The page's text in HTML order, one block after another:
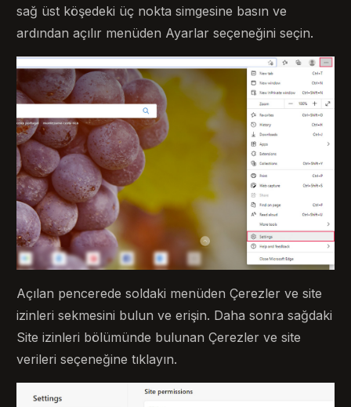
sağ üst köşedeki üç nokta simgesine basın ve
ardından açılır menüden Ayarlar seçeneğini seçin.
Açılan pencerede soldaki menüden Çerezler ve site
izinleri sekmesini bulun ve erişin. Daha sonra sağdaki
Site izinleri bölümünde bulunan Çerezler ve site
verileri seçeneğine tıklayın.